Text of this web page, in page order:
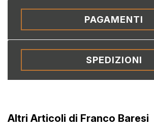
PAGAMENTI
SPEDIZIONI
Altri Articoli di Franco Baresi